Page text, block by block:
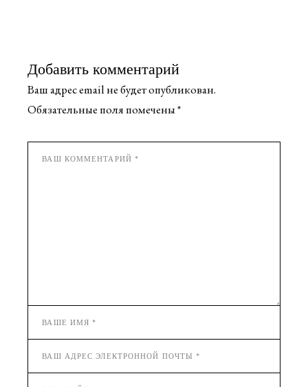
Добавить комментарий
Ваш адрес email не будет опубликован.
Обязательные поля помечены*